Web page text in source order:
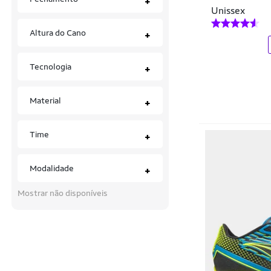
Altura do Cano +
Tecnologia +
Material +
Time +
Modalidade +
Mostrar não disponíveis
Unissex